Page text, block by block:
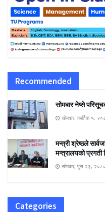
Recommended
सोमबार नेप्से
सोमवार, कार्तिक ५,
मन्त्री श्रेष्ठले
मन्त्रालयको प्रगती
सोमवार, पुस २३, २०८०
Categories